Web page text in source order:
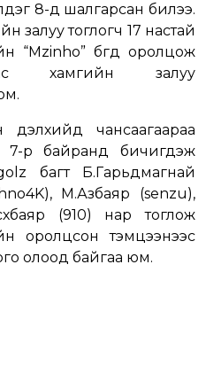
8-д шалгарсан билээ.
залуу тоглогч 17 настай
“Mzinho” бөгөөд оролцож
хамгийн залуу
дэлхийд чансаагаараа
7-р байранд бичигдэж
багт Б.Гарьдмагнай
М.Азбаяр (senzu),
(910) нар тоглож
оролцсон тэмцээнээс
олоод байгаа юм.